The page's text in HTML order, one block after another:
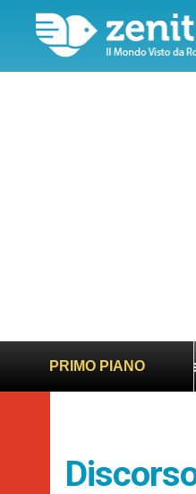
PRIMO PIANO
LEV: “Papa